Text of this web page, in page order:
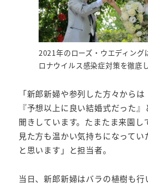
2021年のローズ・ウエディング
ロナウイルス感染症対策を徹底
「新郎新婦や参列した方々からは
『予想以上に良い結婚式だった
聞きしています。たまたま来園し
見た方も温かい気持ちになってい
と思います」と担当者。
当日、新郎新婦はバラの植樹も行